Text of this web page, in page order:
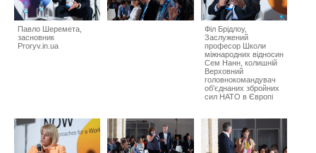
Павло Шеремета,
засновник
Proryv.in.ua
Філ Брідлоу,
Заслужений
професор Школи
міжнародних відносин
Сем Нанн, колишній
Верховний
головнокомандувач
об’єднаних збройних
сил НАТО в Європі